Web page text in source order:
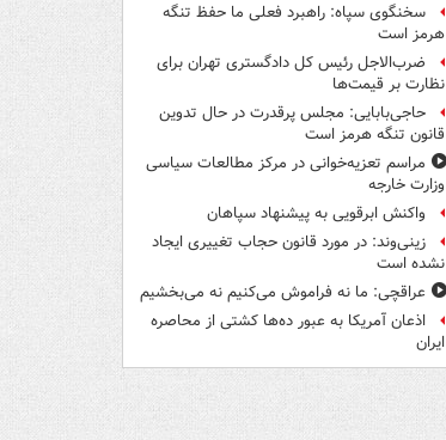
سخنگوی سپاه: راهبرد فعلی ما حفظ تنگه
هرمز است
ضرب‌الاجل رئیس کل دادگستری تهران برای
نظارت بر قیمت‌ها
حاجی‌بابایی: مجلس پرقدرت در حال تدوین
قانون تنگه هرمز است
مراسم تعزیه‌خوانی در مرکز مطالعات سیاسی
وزارت خارجه
واکنش ابرقویی به پیشنهاد سپاهان
زینی‌وند: در مورد قانون حجاب تغییری ایجاد
نشده است
عراقچی: ما نه فراموش می‌کنیم نه می‌بخشیم
اذعان آمریکا به عبور ده‌ها کشتی از محاصره
ایران